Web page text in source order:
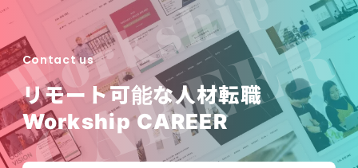
Contact us
リモート可能な人材転職
Workship CAREER